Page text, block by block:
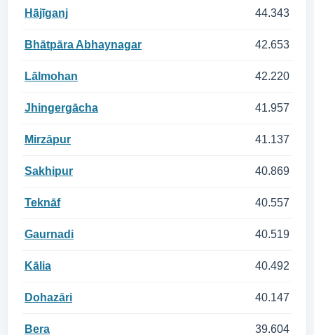
Hājīganj 44.343
Bhātpāra Abhaynagar 42.653
Lālmohan 42.220
Jhingergācha 41.957
Mirzāpur 41.137
Sakhipur 40.869
Teknāf 40.557
Gaurnadi 40.519
Kālia 40.492
Dohazāri 40.147
Bera 39.604